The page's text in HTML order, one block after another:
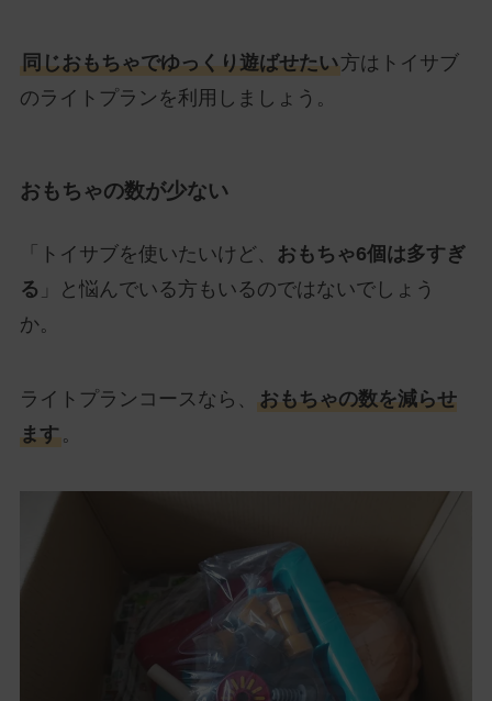
同じおもちゃでゆっくり遊ばせたい方はトイサブ
のライトプランを利用しましょう。
おもちゃの数が少ない
「トイサブを使いたいけど、 おもちゃ6個は多すぎ
る 」と悩んでいる方もいるのではないでしょう
か。
ライトプランコースなら、
おもちゃの数を減らせ
ます 。